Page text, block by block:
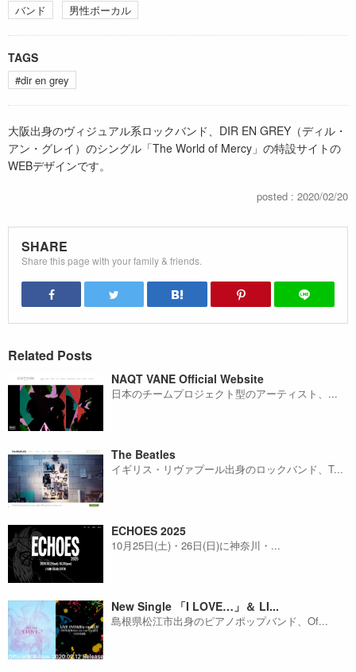
バンド
男性ボーカル
TAGS
#dir en grey
大阪出身のヴィジュアル系ロックバンド、DIR EN GREY（ディル・
アン・グレイ）のシングル「The World of Mercy」の特設サイトの
WEBデザインです。
posted : 2020/02/20
SHARE
Share this page with your family & friends.
Related Posts
NAQT VANE Official Website
日本のチームプロジェクト型のアーティスト、...
The Beatles
イギリス・リヴァプール出身のロックバンド、T...
ECHOES 2025
10月25日(土)・26日(日)に神奈川・...
New Single 「I LOVE…」＆ LI...
島根県松江市出身のピアノポップバンド、Of...